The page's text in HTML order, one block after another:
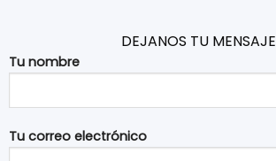
DEJANOS TU MENSAJE
Tu nombre
Tu correo electrónico